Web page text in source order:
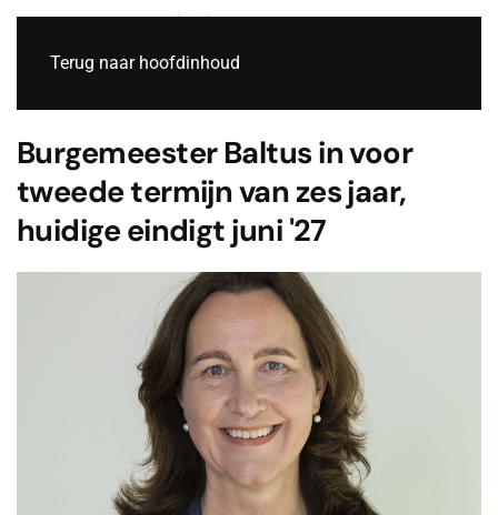
Terug naar hoofdinhoud
Burgemeester Baltus in voor
tweede termijn van zes jaar,
huidige eindigt juni '27